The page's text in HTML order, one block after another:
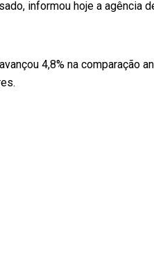
informou hoje a agência
4,8% na comparação